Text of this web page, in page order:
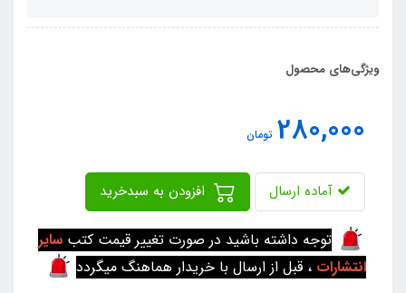
ویژگی‌های محصول
280,000 تومان
آماده ارسال
توجه داشته باشید در صورت تغییر قیمت کتب سایر
انتشارات ، قبل از ارسال با خریدار هماهنگ میگردد